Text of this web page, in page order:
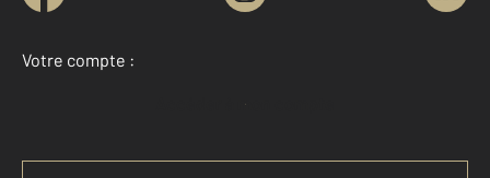
Votre compte :
Accéder à mon compte